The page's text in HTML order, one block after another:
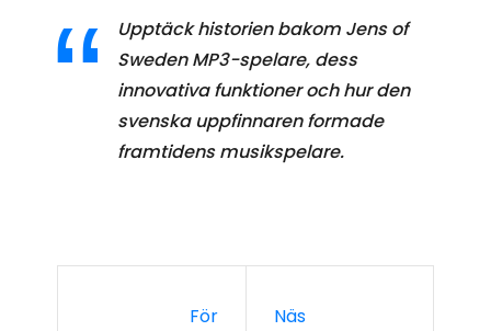
Upptäck historien bakom Jens of
Sweden MP3-spelare, dess
innovativa funktioner och hur den
svenska uppfinnaren formade
framtidens musikspelare.
För
Näs